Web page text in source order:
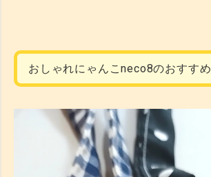
おしゃれにゃんこneco8のおすすめ